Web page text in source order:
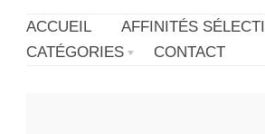
ACCUEIL AFFINITÉS
CATÉGORIES
CONTACT